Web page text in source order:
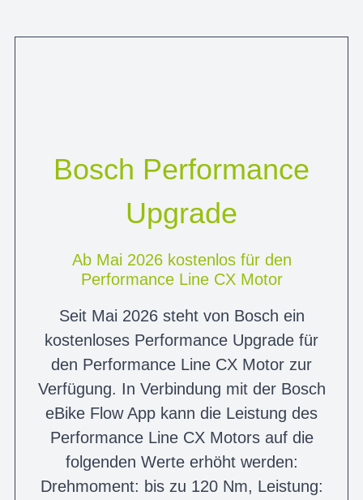
Bosch Performance
Upgrade
Ab Mai 2026 kostenlos für den
Performance Line CX Motor
Seit Mai 2026 steht von Bosch ein
kostenloses Performance Upgrade für
den Performance Line CX Motor zur
Verfügung. In Verbindung mit der Bosch
eBike Flow App kann die Leistung des
Performance Line CX Motors auf die
folgenden Werte erhöht werden:
Drehmoment: bis zu 120 Nm, Leistung: